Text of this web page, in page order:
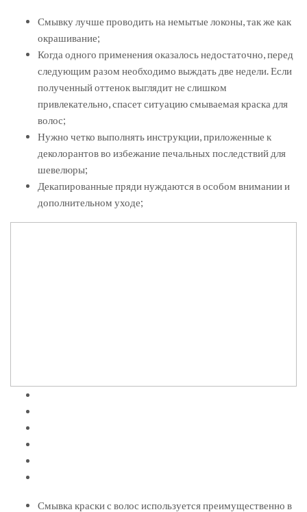
Смывку лучше проводить на немытые локоны, так же как
окрашивание;
Когда одного применения оказалось недостаточно, перед
следующим разом необходимо выждать две недели. Если
полученный оттенок выглядит не слишком
привлекательно, спасет ситуацию смываемая краска для
волос;
Нужно четко выполнять инструкции, приложенные к
деколорантов во избежание печальных последствий для
шевелюры;
Декапированные пряди нуждаются в особом внимании и
дополнительном уходе;
Смывка краски с волос используется преимущественно в